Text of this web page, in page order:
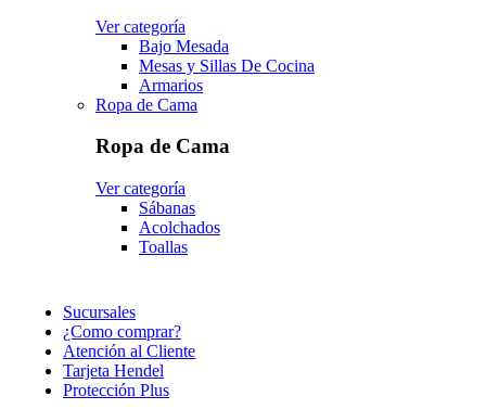
Ver categoría
Bajo Mesada
Mesas y Sillas De Cocina
Armarios
Ropa de Cama
Ropa de Cama
Ver categoría
Sábanas
Acolchados
Toallas
Sucursales
¿Como comprar?
Atención al Cliente
Tarjeta Hendel
Protección Plus